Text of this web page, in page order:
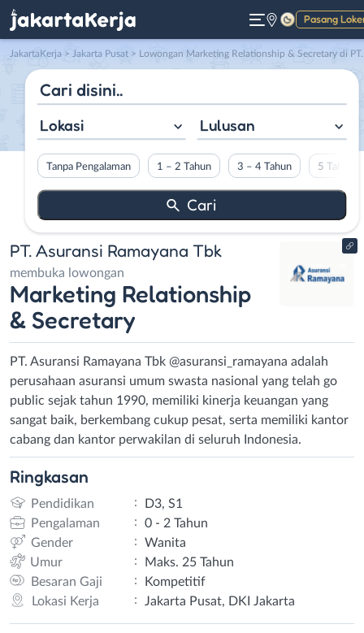
Pasang
Gelap
JakartaKerja > Jakarta Pusat > Lowongan Marketing Relationship & Secretary di PT. Asuransi Ramayana
Lokasi Lulusan
Tanpa Pengalaman 1 – 2 Tahun 3 – 4 Tahun 5 Tahun
PT. Asuransi Ramayana Tbk
membuka lowongan
Marketing Relationship
& Secretary
PT. Asuransi Ramayana Tbk @asuransi_ramayana adalah
perusahaan asuransi umum swasta nasional yang telah go
public sejak tahun 1990, memiliki kinerja keuangan yang
sangat baik, berkembang cukup pesat, serta memiliki kantor
cabang dan kantor perwakilan di seluruh Indonesia.
Ringkasan
Pendidikan :
D3, S1
Pengalaman
:
0 - 2 Tahun
Gender
:
Wanita
Umur
:
Maks. 25 Tahun
Besaran Gaji
:
Kompetitif
Lokasi Kerja
: Jakarta Pusat, DKI Jakarta